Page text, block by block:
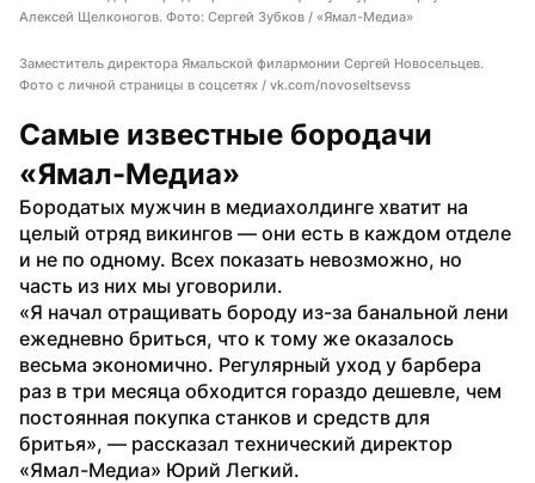
Алексей Щелконогов. Фото: Сергей Зубков / «Ямал-Медиа»
Заместитель директора Ямальской филармонии Сергей Новосельцев.
Фото с личной страницы в соцсетях / vk.com/novoseltsevss
Самые известные бородачи
«Ямал-Медиа»
Бородатых мужчин в медиахолдинге хватит на
целый отряд викингов — они есть в каждом отделе
и не по одному. Всех показать невозможно, но
часть из них мы уговорили.
«Я начал отращивать бороду из-за банальной лени
ежедневно бриться, что к тому же оказалось
весьма экономично. Регулярный уход у барбера
раз в три месяца обходится гораздо дешевле, чем
постоянная покупка станков и средств для
бритья», — рассказал технический директор
«Ямал-Медиа» Юрий Легкий.